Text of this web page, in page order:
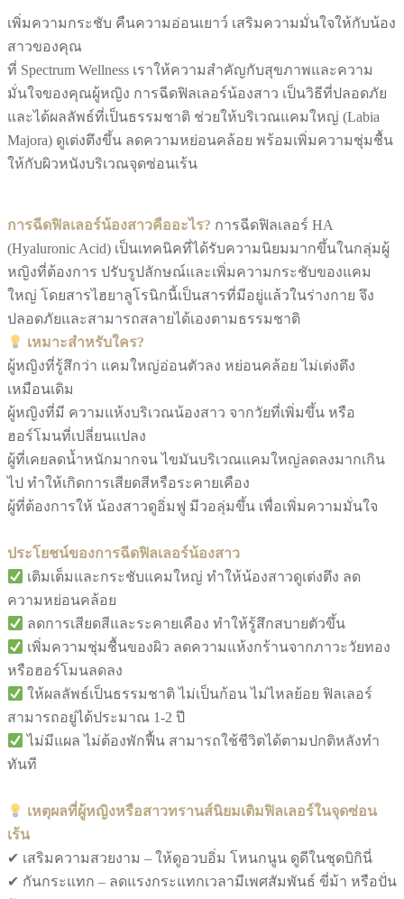
เพิ่มความกระชับ คืนความอ่อนเยาว์ เสริมความมั่นใจให้กับน้อง
สาวของคุณ
ที่ Spectrum Wellness เราให้ความสำคัญกับสุขภาพและความ
มั่นใจของคุณผู้หญิง การฉีดฟิลเลอร์น้องสาว เป็นวิธีที่ปลอดภัย
และได้ผลลัพธ์ที่เป็นธรรมชาติ ช่วยให้บริเวณแคมใหญ่ (Labia
Majora) ดูเต่งตึงขึ้น ลดความหย่อนคล้อย พร้อมเพิ่มความชุ่มชื้น
ให้กับผิวหนังบริเวณจุดซ่อนเร้น
การฉีดฟิลเลอร์น้องสาวคืออะไร? การฉีดฟิลเลอร์ HA
(Hyaluronic Acid) เป็นเทคนิคที่ได้รับความนิยมมากขึ้นในกลุ่มผู้
หญิงที่ต้องการ ปรับรูปลักษณ์และเพิ่มความกระชับของแคม
ใหญ่ โดยสารไฮยาลูโรนิกนี้เป็นสารที่มีอยู่แล้วในร่างกาย จึง
ปลอดภัยและสามารถสลายได้เองตามธรรมชาติ
เหมาะสำหรับใคร?
ผู้หญิงที่รู้สึกว่า แคมใหญ่อ่อนตัวลง หย่อนคล้อย ไม่เต่งตึง
เหมือนเดิม
ผู้หญิงที่มี ความแห้งบริเวณน้องสาว จากวัยที่เพิ่มขึ้น หรือ
ฮอร์โมนที่เปลี่ยนแปลง
ผู้ที่เคยลดน้ำหนักมากจน ไขมันบริเวณแคมใหญ่ลดลงมากเกิน
ไป ทำให้เกิดการเสียดสีหรือระคายเคือง
ผู้ที่ต้องการให้ น้องสาวดูอิ่มฟู มีวอลุ่มขึ้น เพื่อเพิ่มความมั่นใจ
ประโยชน์ของการฉีดฟิลเลอร์น้องสาว
เติมเต็มและกระชับแคมใหญ่ ทำให้น้องสาวดูเต่งตึง ลด
ความหย่อนคล้อย
ลดการเสียดสีและระคายเคือง ทำให้รู้สึกสบายตัวขึ้น
เพิ่มความชุ่มชื้นของผิว ลดความแห้งกร้านจากภาวะวัยทอง
หรือฮอร์โมนลดลง
ให้ผลลัพธ์เป็นธรรมชาติ ไม่เป็นก้อน ไม่ไหลย้อย ฟิลเลอร์
สามารถอยู่ได้ประมาณ 1-2 ปี
ไม่มีแผล ไม่ต้องพักฟื้น สามารถใช้ชีวิตได้ตามปกติหลังทำ
ทันที
เหตุผลที่ผู้หญิงหรือสาวทรานส์นิยมเติมฟิลเลอร์ในจุดซ่อน
เร้น
✔ เสริมความสวยงาม – ให้ดูอวบอิ่ม โหนกนูน ดูดีในชุดบิกินี่
✔ กันกระแทก – ลดแรงกระแทกเวลามีเพศสัมพันธ์ ขี่ม้า หรือปั่น